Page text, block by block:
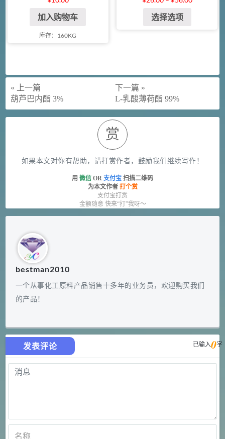
加入购物车
库存：160KG
选择选项
« 上一篇
葫芦巴内酯 3%
下一篇 »
L-乳酸薄荷酯 99%
赏
如果本文对你有帮助，请打赏作者，鼓励我们继续写作！
用 微信 OR 支付宝 扫描二维码
为本文作者 打个赏
支付宝打赏
金额随意 快来“打”我呀～
bestman2010
一个从事化工原料产品销售十多年的业务员，欢迎购买我们
的产品！
发表评论 已输入0字